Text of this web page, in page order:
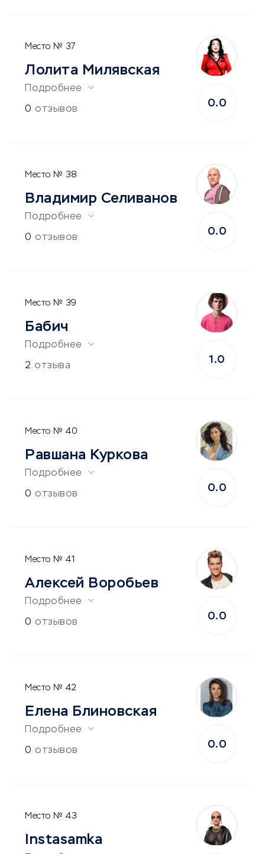
37
Лолита Милявская
Подробнее
0 отзывов
0.0
38
Владимир Селиванов
Подробнее
0 отзывов
0.0
39
Бабич
Подробнее
2 отзыва
1.0
40
Равшана Куркова
Подробнее
0 отзывов
0.0
41
Алексей Воробьев
Подробнее
0 отзывов
0.0
42
Елена Блиновская
Подробнее
0 отзывов
0.0
43
Instasamka